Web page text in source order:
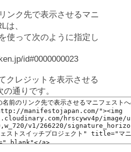
ンク先で表示させるマニ
は、
使って次のように指定し
id#0000000023
クレジットを表示させる
通りです。